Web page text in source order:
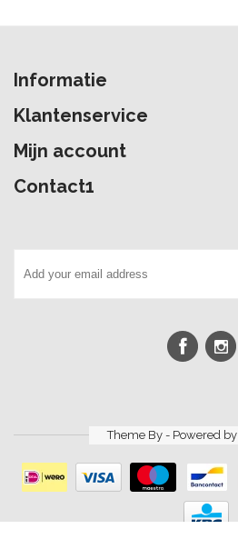
Informatie
Klantenservice
Mijn account
Contact1
Theme By - Powered by